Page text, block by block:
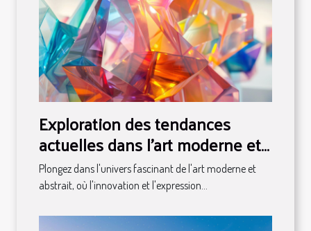
Exploration des tendances
actuelles dans l'art moderne et
abstrait
Plongez dans l'univers fascinant de l'art moderne et
abstrait, où l'innovation et l'expression...